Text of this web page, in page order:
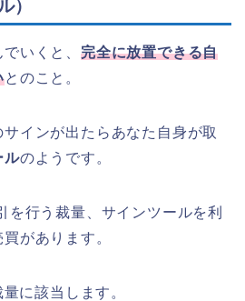
）
いくと、 完全に放置できる自
とのこと。
インが出たらあなた自身が取
ルのようです。
を行う裁量、サインツールを利
があります。
に該当します。